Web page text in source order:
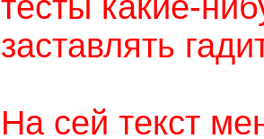
заставлять
На сей текст